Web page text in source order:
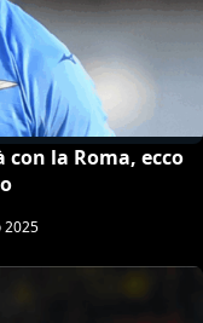
la Roma, ecco
2025